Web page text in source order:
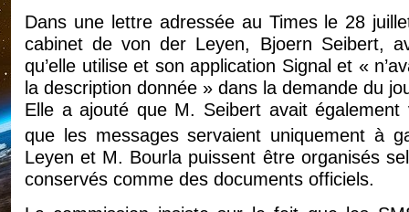
Dans une lettre adressée au Times le 28
cabinet de von der Leyen, Bjoern Seibert,
qu’elle utilise et son application Signal et «
la description donnée » dans la demande du
Elle a ajouté que M. Seibert avait
que les messages servaient uniquement à
Leyen et M. Bourla puissent être organisés
conservés comme des documents officiels.